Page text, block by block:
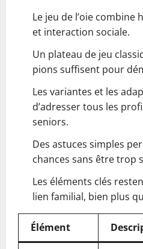
Le jeu de l’oie combine
et interaction sociale.
Un plateau de jeu
pions suffisent pour
Les variantes et les
d’adresser tous les
seniors.
Des astuces simples
chances sans être trop
Les éléments clés
lien familial, bien plus
Élément